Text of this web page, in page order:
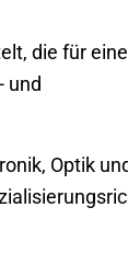
die für eine
und
Optik